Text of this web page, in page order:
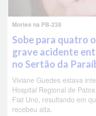
Mortes na PB-238
Sobe para quatro
grave acidente
no Sertão da
Viviane Guedes estava
Hospital Regional de
Fiat Uno, resultando em
recebeu alta.